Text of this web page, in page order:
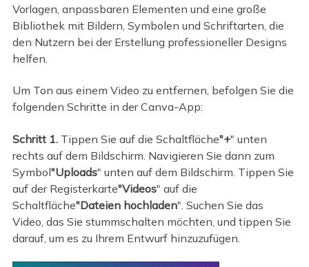
Vorlagen, anpassbaren Elementen und eine große
Bibliothek mit Bildern, Symbolen und Schriftarten, die
den Nutzern bei der Erstellung professioneller Designs
helfen.
Um Ton aus einem Video zu entfernen, befolgen Sie die
folgenden Schritte in der Canva-App:
Schritt 1. Tippen Sie auf die Schaltfläche"+" unten
rechts auf dem Bildschirm. Navigieren Sie dann zum
Symbol"Uploads" unten auf dem Bildschirm. Tippen Sie
auf der Registerkarte"Videos" auf die
Schaltfläche"Dateien hochladen". Suchen Sie das
Video, das Sie stummschalten möchten, und tippen Sie
darauf, um es zu Ihrem Entwurf hinzuzufügen.